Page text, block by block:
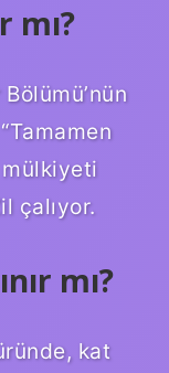
mı?
çalıyor.
mı?
kat